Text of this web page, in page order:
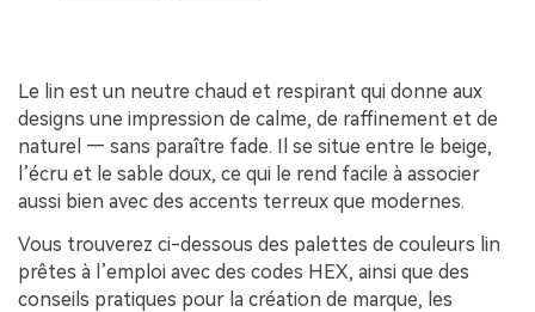
Le lin est un neutre chaud et respirant qui donne aux
designs une impression de calme, de raffinement et de
naturel — sans paraître fade. Il se situe entre le beige,
l’écru et le sable doux, ce qui le rend facile à associer
aussi bien avec des accents terreux que modernes.
Vous trouverez ci-dessous des palettes de couleurs lin
prêtes à l’emploi avec des codes HEX, ainsi que des
conseils pratiques pour la création de marque, les